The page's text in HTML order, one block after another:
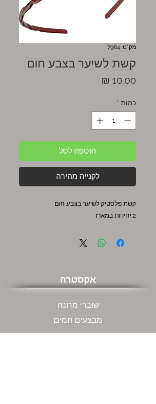
מק"ט: 7964
קשת לשיער בצבע חום
כמות *
הוספה לסל
לקנייה מהירה
קשת פלסטיק לשיער בצבע חום
2 יחידות במארז
אקסטרה
שוברי מתנה
מבצעים חמים